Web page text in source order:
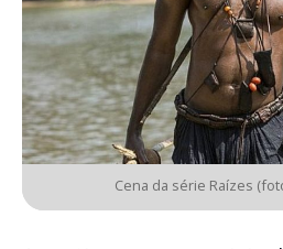
Cena da série Raízes